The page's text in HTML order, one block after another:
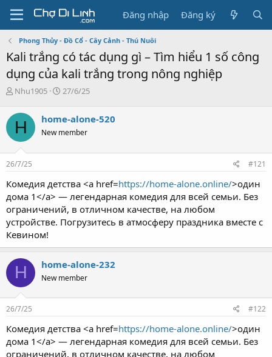
Đăng nhập Đăng ký
Phong Thủy - Đồ Cổ - Cây Cảnh - Thú Nuôi
Kali trắng có tác dụng gì – Tìm hiểu 1 số công
dụng của kali trắng trong nông nghiệp
T
r
e
a
d
s
t
r
t
e
r
Nhu1905
N
y
g
i
27/6/25
H home-alone-520
New member
26/7/25 #121
Комедия детства <a href=https://home-alone.online/>один
дома 1</a> — легендарная комедия для всей семьи. Без
ограничений, в отличном качестве, на любом
устройстве. Погрузитесь в атмосферу праздника вместе с
Кевином!
H home-alone-232
New member
26/7/25 #122
Комедия детства <a href=https://home-alone.online/>один
дома 1</a> — легендарная комедия для всей семьи. Без
ограничений, в отличном качестве, на любом